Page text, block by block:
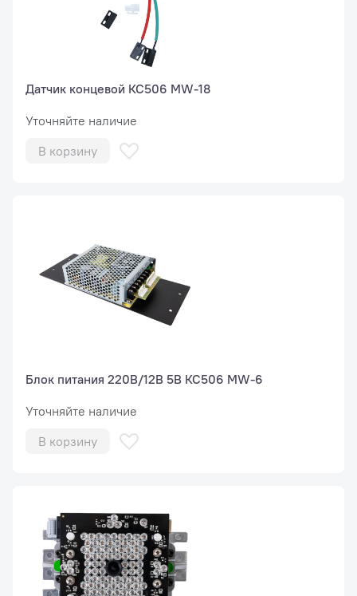
Датчик концевой КС506 MW-18
Уточняйте наличие
В корзину
Блок питания 220В/12В 5В КС506 MW-6
Уточняйте наличие
В корзину